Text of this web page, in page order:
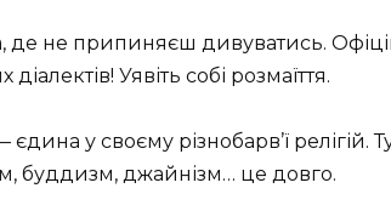
де не припиняєш дивуватись.
діалектів! Уявіть собі розмаїття.
єдина у своєму різнобарв’ї релігій.
буддизм, джайнізм… це довго.